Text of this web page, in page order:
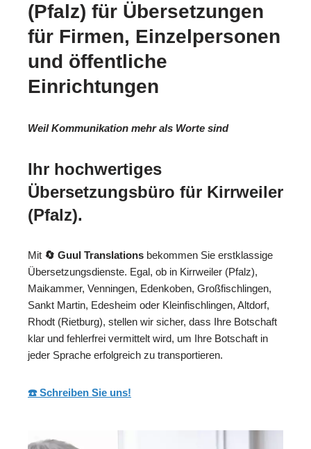
(Pfalz) für Übersetzungen
für Firmen, Einzelpersonen
und öffentliche
Einrichtungen
Weil Kommunikation mehr als Worte sind
Ihr hochwertiges
Übersetzungsbüro für Kirrweiler
(Pfalz).
Mit 🔄 Guul Translations bekommen Sie erstklassige
Übersetzungsdienste. Egal, ob in Kirrweiler (Pfalz),
Maikammer, Venningen, Edenkoben, Großfischlingen,
Sankt Martin, Edesheim oder Kleinfischlingen, Altdorf,
Rhodt (Rietburg), stellen wir sicher, dass Ihre Botschaft
klar und fehlerfrei vermittelt wird, um Ihre Botschaft in
jeder Sprache erfolgreich zu transportieren.
☎️ Schreiben Sie uns!